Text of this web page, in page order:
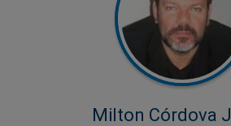
Milton Córdova